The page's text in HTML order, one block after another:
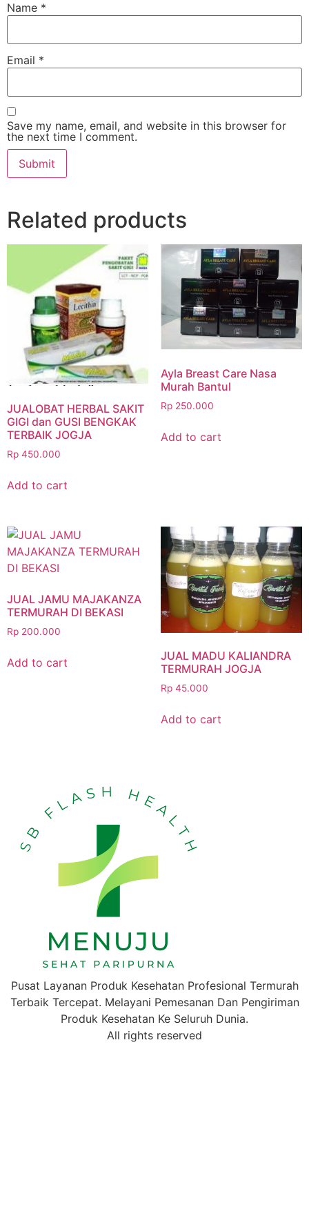
Name *
Email *
Save my name, email, and website in this browser for
the next time I comment.
Related products
JUALOBAT HERBAL SAKIT
GIGI dan GUSI BENGKAK
TERBAIK JOGJA
Rp 450.000
Add to cart
Ayla Breast Care Nasa
Murah Bantul
Rp250.000
Add to cart
JUAL JAMU MAJAKANZA
TERMURAH DI BEKASI
Rp 200.000
Add to cart
JUAL MADU KALIANDRA
TERMURAH JOGJA
Rp45.000
Add to cart
Pusat Layanan Produk Kesehatan Profesional Termurah
Terbaik Tercepat. Melayani Pemesanan Dan Pengiriman
Produk Kesehatan Ke Seluruh Dunia.
All rights reserved